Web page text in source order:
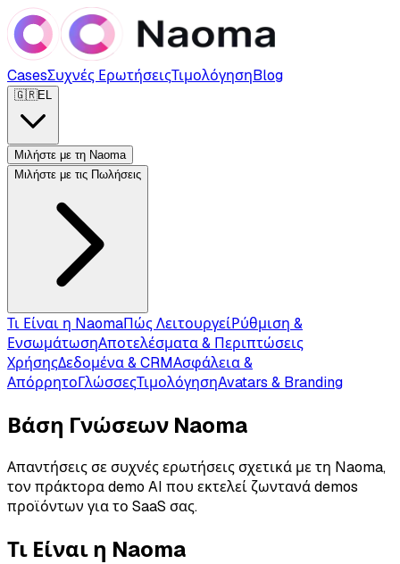
CasesΣυχνές ΕρωτήσειςΤιμολόγησηBlog
🇬🇷EL
Μιλήστε με τη Naoma
Μιλήστε με τις Πωλήσεις
Τι Είναι η NaomaΠώς ΛειτουργείΡύθμιση &
ΕνσωμάτωσηΑποτελέσματα & Περιπτώσεις
ΧρήσηςΔεδομένα & CRMΑσφάλεια &
ΑπόρρητοΓλώσσεςΤιμολόγησηAvatars & Branding
Βάση Γνώσεων Naoma
Απαντήσεις σε συχνές ερωτήσεις σχετικά με τη Naoma,
τον πράκτορα demo AI που εκτελεί ζωντανά demos
προϊόντων για το SaaS σας.
Τι Είναι η Naoma